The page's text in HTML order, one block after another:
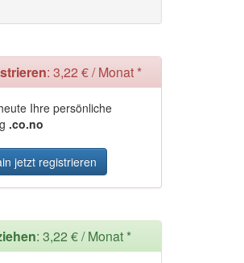
: 3,22 € / Monat *
Ihre persönliche
.co.no
jetzt registrieren
: 3,22 € / Monat *